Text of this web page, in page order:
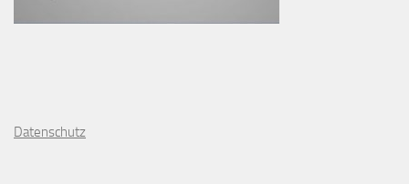
Datenschutz